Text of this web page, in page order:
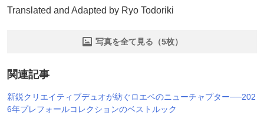
Translated and Adapted by Ryo Todoriki
写真を全て見る（5枚）
関連記事
新鋭クリエイティブデュオが紡ぐロエベのニューチャプター──202
6年プレフォールコレクションのベストルック